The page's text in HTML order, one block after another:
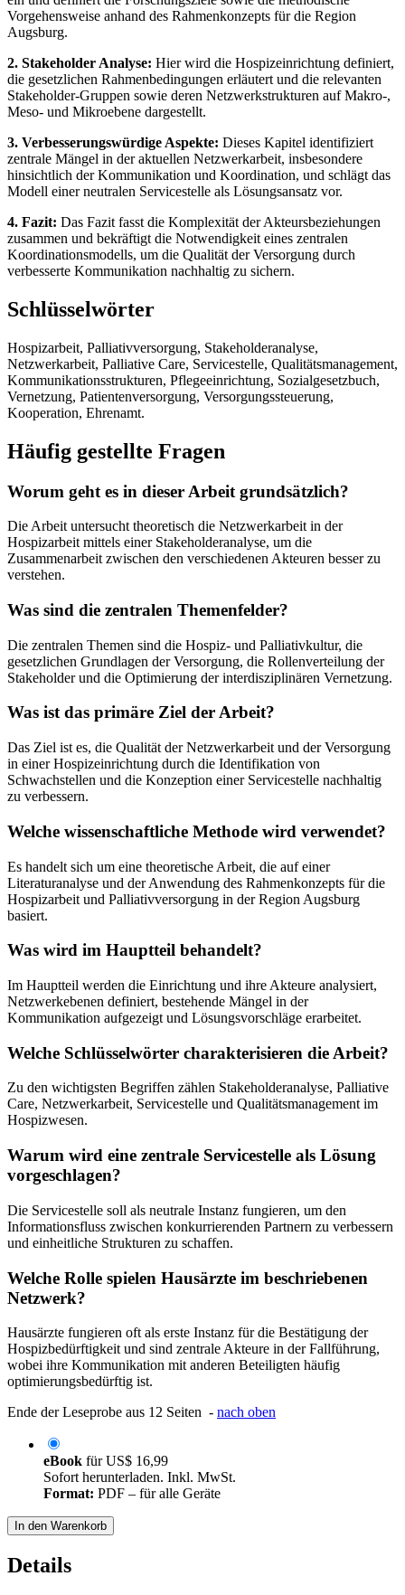
Vorgehensweise anhand des Rahmenkonzepts für die Region
Augsburg.
2. Stakeholder Analyse: Hier wird die Hospizeinrichtung definiert,
die gesetzlichen Rahmenbedingungen erläutert und die relevanten
Stakeholder-Gruppen sowie deren Netzwerkstrukturen auf Makro-,
Meso- und Mikroebene dargestellt.
3. Verbesserungswürdige Aspekte: Dieses Kapitel identifiziert
zentrale Mängel in der aktuellen Netzwerkarbeit, insbesondere
hinsichtlich der Kommunikation und Koordination, und schlägt das
Modell einer neutralen Servicestelle als Lösungsansatz vor.
4. Fazit: Das Fazit fasst die Komplexität der Akteursbeziehungen
zusammen und bekräftigt die Notwendigkeit eines zentralen
Koordinationsmodells, um die Qualität der Versorgung durch
verbesserte Kommunikation nachhaltig zu sichern.
Schlüsselwörter
Hospizarbeit, Palliativversorgung, Stakeholderanalyse,
Netzwerkarbeit, Palliative Care, Servicestelle, Qualitätsmanagement,
Kommunikationsstrukturen, Pflegeeinrichtung, Sozialgesetzbuch,
Vernetzung, Patientenversorgung, Versorgungssteuerung,
Kooperation, Ehrenamt.
Häufig gestellte Fragen
Worum geht es in dieser Arbeit grundsätzlich?
Die Arbeit untersucht theoretisch die Netzwerkarbeit in der
Hospizarbeit mittels einer Stakeholderanalyse, um die
Zusammenarbeit zwischen den verschiedenen Akteuren besser zu
verstehen.
Was sind die zentralen Themenfelder?
Die zentralen Themen sind die Hospiz- und Palliativkultur, die
gesetzlichen Grundlagen der Versorgung, die Rollenverteilung der
Stakeholder und die Optimierung der interdisziplinären Vernetzung.
Was ist das primäre Ziel der Arbeit?
Das Ziel ist es, die Qualität der Netzwerkarbeit und der Versorgung
in einer Hospizeinrichtung durch die Identifikation von
Schwachstellen und die Konzeption einer Servicestelle nachhaltig
zu verbessern.
Welche wissenschaftliche Methode wird verwendet?
Es handelt sich um eine theoretische Arbeit, die auf einer
Literaturanalyse und der Anwendung des Rahmenkonzepts für die
Hospizarbeit und Palliativversorgung in der Region Augsburg
basiert.
Was wird im Hauptteil behandelt?
Im Hauptteil werden die Einrichtung und ihre Akteure analysiert,
Netzwerkebenen definiert, bestehende Mängel in der
Kommunikation aufgezeigt und Lösungsvorschläge erarbeitet.
Welche Schlüsselwörter charakterisieren die Arbeit?
Zu den wichtigsten Begriffen zählen Stakeholderanalyse, Palliative
Care, Netzwerkarbeit, Servicestelle und Qualitätsmanagement im
Hospizwesen.
Warum wird eine zentrale Servicestelle als Lösung
vorgeschlagen?
Die Servicestelle soll als neutrale Instanz fungieren, um den
Informationsfluss zwischen konkurrierenden Partnern zu verbessern
und einheitliche Strukturen zu schaffen.
Welche Rolle spielen Hausärzte im beschriebenen
Netzwerk?
Hausärzte fungieren oft als erste Instanz für die Bestätigung der
Hospizbedürftigkeit und sind zentrale Akteure in der Fallführung,
wobei ihre Kommunikation mit anderen Beteiligten häufig
optimierungsbedürftig ist.
Ende der Leseprobe aus 12 Seiten - nach oben
eBook fürUS$ 16,99
Sofort herunterladen. Inkl. MwSt.
Format: PDF – für alle Geräte
In den Warenkorb
Details